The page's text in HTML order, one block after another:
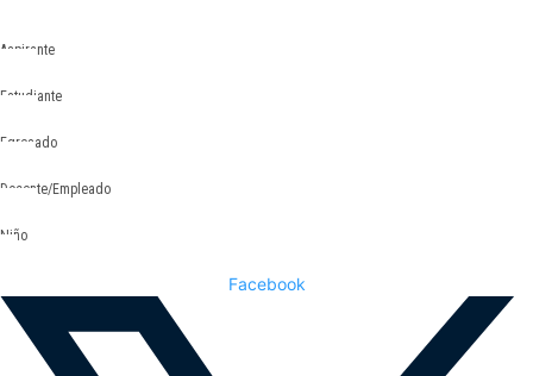
Aspirante
Estudiante
Egresado
Docente/Empleado
Niño
Facebook